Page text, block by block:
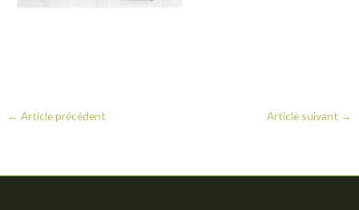
← Article précédent Article suivant →